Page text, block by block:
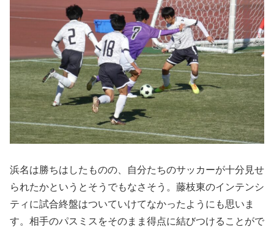
浜名は勝ちはしたものの、自分たちのサッカーが十分見せ
られたかというとそうでもなさそう。藤枝東のインテンシ
ティに試合終盤はついていけてなかったようにも思いま
す。相手のパスミスをそのまま得点に結びつけることがで